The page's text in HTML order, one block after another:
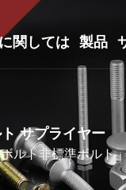
関しては 製品
サプライヤー
ルト非標準ボルト